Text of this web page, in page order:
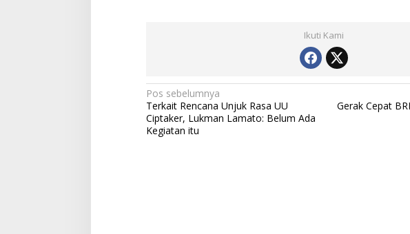
Ikuti Kami
N
a
v
Pos sebelumnya
Terkait Rencana Unjuk Rasa UU
Ciptaker, Lukman Lamato: Belum Ada
Kegiatan itu
Gerak Cepat